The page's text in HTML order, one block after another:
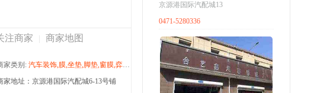
家类别: 汽车装饰,膜,坐垫,脚垫,窗膜,弈龙世家,杜邦,车姿百态,朗盾,派勒,导航,卡仕达,行影通
家地址：京源港国际汽配城6-13号铺
注商家 商家地图
京源港国际汽配城13
0471-5280336